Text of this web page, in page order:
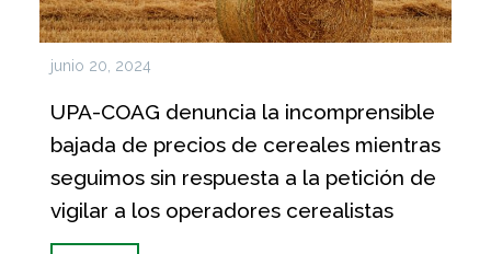
junio 20, 2024
UPA-COAG denuncia la incomprensible
bajada de precios de cereales mientras
seguimos sin respuesta a la petición de
vigilar a los operadores cerealistas